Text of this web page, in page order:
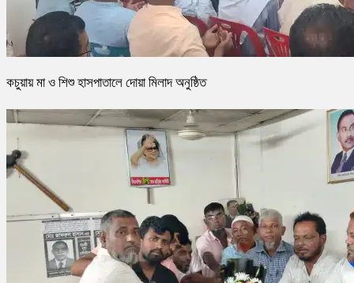
কচুয়ায় মা ও শিশু হাসপাতালে দোয়া মিলাদ অনুষ্ঠিত